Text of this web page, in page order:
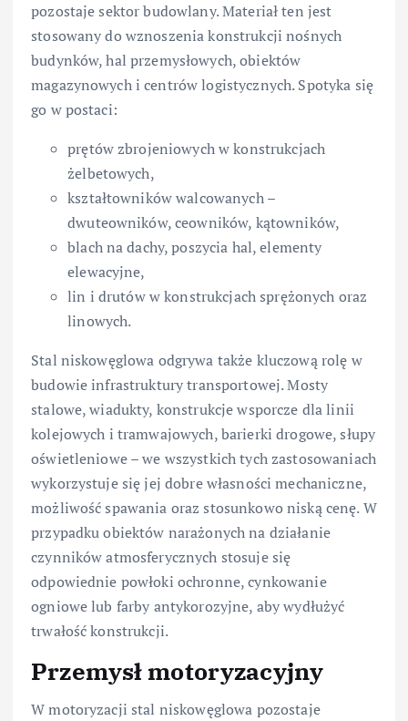
pozostaje sektor budowlany. Materiał ten jest
stosowany do wznoszenia konstrukcji nośnych
budynków, hal przemysłowych, obiektów
magazynowych i centrów logistycznych. Spotyka się
go w postaci:
prętów zbrojeniowych w konstrukcjach
żelbetowych,
kształtowników walcowanych –
dwuteowników, ceowników, kątowników,
blach na dachy, poszycia hal, elementy
elewacyjne,
lin i drutów w konstrukcjach sprężonych oraz
linowych.
Stal niskowęglowa odgrywa także kluczową rolę w
budowie infrastruktury transportowej. Mosty
stalowe, wiadukty, konstrukcje wsporcze dla linii
kolejowych i tramwajowych, barierki drogowe, słupy
oświetleniowe – we wszystkich tych zastosowaniach
wykorzystuje się jej dobre własności mechaniczne,
możliwość spawania oraz stosunkowo niską cenę. W
przypadku obiektów narażonych na działanie
czynników atmosferycznych stosuje się
odpowiednie powłoki ochronne, cynkowanie
ogniowe lub farby antykorozyjne, aby wydłużyć
trwałość konstrukcji.
Przemysł motoryzacyjny
W motoryzacji stal niskowęglowa pozostaje